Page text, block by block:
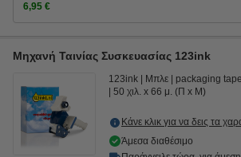
6,95 €
Μηχανή Ταινίας Συσκευασίας 123ink
123ink Μπλε
packaging
50 χιλ. x 66 μ. (Π x Μ)
Κάνε κλικ για να δεις τα
Άμεσα διαθέσιμο